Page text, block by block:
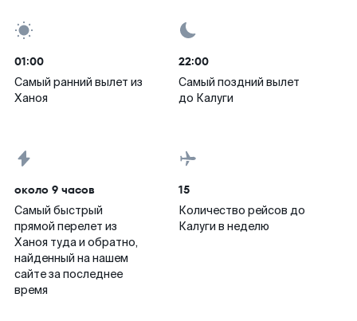
01:00
Самый ранний вылет из
Ханоя
22:00
Самый поздний вылет
до Калуги
около 9 часов
Самый быстрый
прямой перелет из
Ханоя туда и обратно,
найденный на нашем
сайте за последнее
время
15
Количество рейсов до
Калуги в неделю